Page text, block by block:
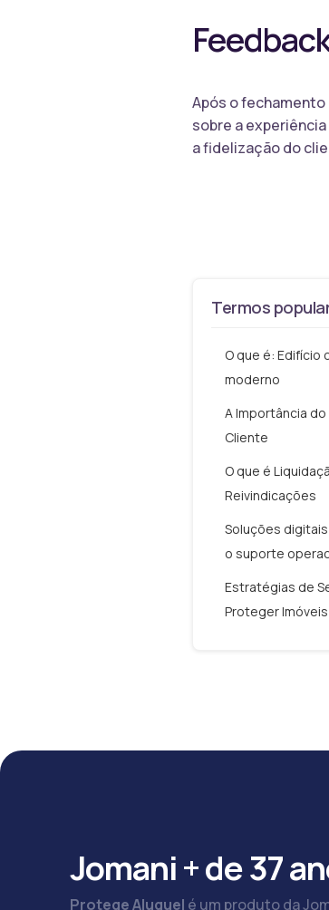
Após o
sobre a
a fidelização do
Termos
O que é: Edifício
moderno
A Importância
Cliente
O que é
Reivindicações
Soluções
o suporte
Estratégias de
Proteger
Jomani + de 37
Protege Aluguel é um produto da